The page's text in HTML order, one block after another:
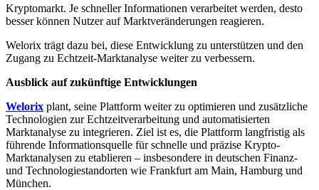
Kryptomarkt. Je schneller Informationen verarbeitet werden, desto
besser können Nutzer auf Marktveränderungen reagieren.
Welorix trägt dazu bei, diese Entwicklung zu unterstützen und den
Zugang zu Echtzeit-Marktanalyse weiter zu verbessern.
Ausblick auf zukünftige Entwicklungen
Welorix plant, seine Plattform weiter zu optimieren und zusätzliche
Technologien zur Echtzeitverarbeitung und automatisierten
Marktanalyse zu integrieren. Ziel ist es, die Plattform langfristig als
führende Informationsquelle für schnelle und präzise Krypto-
Marktanalysen zu etablieren – insbesondere in deutschen Finanz-
und Technologiestandorten wie Frankfurt am Main, Hamburg und
München.